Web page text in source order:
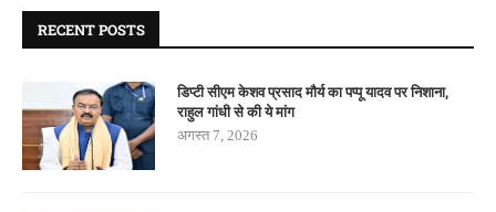
RECENT POSTS
डिप्टी सीएम केशव प्रसाद मौर्य का पप्पू यादव पर निशाना,
राहुल गांधी से की ये मांग
अगस्त 7, 2026